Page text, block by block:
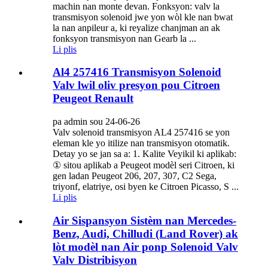
machin nan monte devan. Fonksyon: valv la
transmisyon solenoid jwe yon wòl kle nan bwat
la nan anpileur a, ki reyalize chanjman an ak
fonksyon transmisyon nan Gearb la ...
Li plis
Al4 257416 Transmisyon Solenoid
Valv lwil oliv presyon pou Citroen
Peugeot Renault
pa admin sou 24-06-26
Valv solenoid transmisyon AL4 257416 se yon
eleman kle yo itilize nan transmisyon otomatik.
Detay yo se jan sa a: 1. Kalite Veyikil ki aplikab:
① sitou aplikab a Peugeot modèl seri Citroen, ki
gen ladan Peugeot 206, 207, 307, C2 Sega,
triyonf, elatriye, osi byen ke Citroen Picasso, S ...
Li plis
Air Sispansyon Sistèm nan Mercedes-
Benz, Audi, Chilludi (Land Rover) ak
lòt modèl nan Air ponp Solenoid Valv
Valv Distribisyon